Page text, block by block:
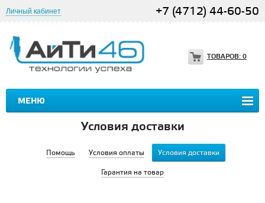
Личный кабинет +7 (4712) 44-60-50
МЕНЮ
ТОВАРОВ: 0
Условия доставки
Помощь Условия оплаты Условия доставки
Гарантия на товар